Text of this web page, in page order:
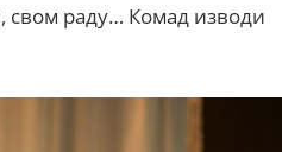
свом раду… Комад изводи